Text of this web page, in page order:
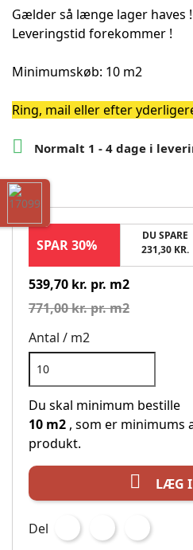
Gælder så længe lager haves !
Leveringstid forekommer !
Minimumskøb: 10 m2
Ring, mail eller efter
 Normalt 1 - 4 dage i
SPAR 30%
DU SPARE
231,30 KR.
539,70 kr. pr. m2
771,00 kr. pr. m2
Antal / m2
Du skal minimum bestille
10 m2 , som er minimums
produkt.
 LÆG I
Del